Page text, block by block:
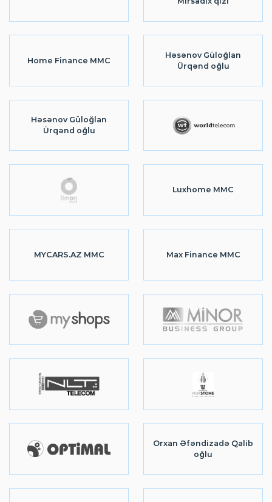
Home Finance MMC
Həsənov Güloğlan
Ürqənd oğlu
Həsənov Güloğlan
Ürqənd oğlu
Luxhome MMC
MYCARS.AZ MMC Max Finance MMC
Orxan Əfəndizadə Qalib
oğlu